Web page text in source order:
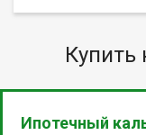
Купить
Ипотечный